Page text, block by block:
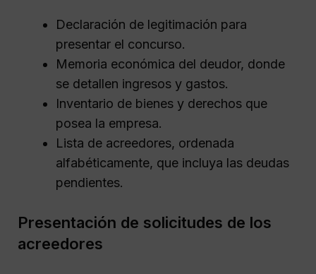
Declaración de legitimación para
presentar el concurso.
Memoria económica del deudor, donde
se detallen ingresos y gastos.
Inventario de bienes y derechos que
posea la empresa.
Lista de acreedores, ordenada
alfabéticamente, que incluya las deudas
pendientes.
Presentación de solicitudes de los
acreedores